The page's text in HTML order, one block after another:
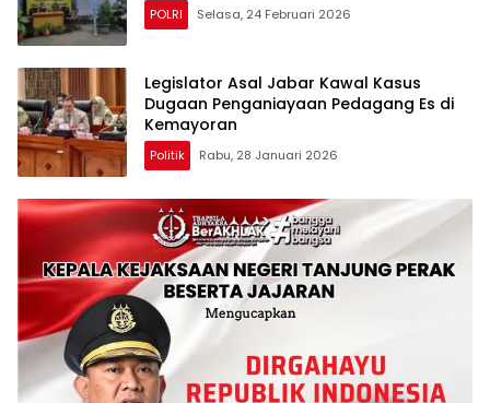
POLRI Selasa, 24 Februari 2026
Legislator Asal Jabar Kawal Kasus
Dugaan Penganiayaan Pedagang Es di
Kemayoran
Politik Rabu, 28 Januari 2026